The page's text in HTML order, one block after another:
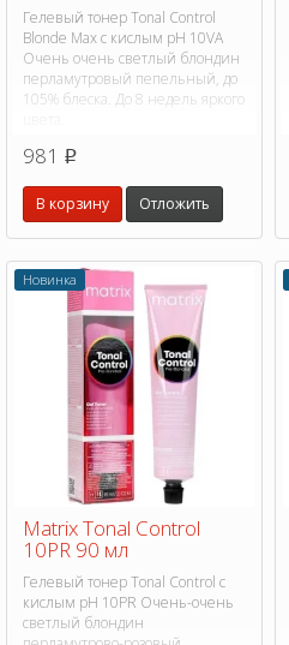
Гелевый тонер Tonal Control
Blonde Max с кислым pH 10VA
Очень очень светлый блондин
перламутровый пепельный, до
105% блеска. До 8 недель яркого
981 p
В корзину Отложить
Новинка
Matrix Tonal Control
10PR 90 мл
Гелевый тонер Tonal Control с
кислым pH 10PR Очень-очень
светлый блондин